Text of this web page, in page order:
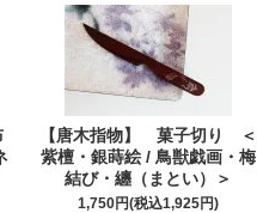
【唐木指物】 菓子切り ＜
紫檀・銀蒔絵 / 鳥獣戯画・梅
結び・纏（まとい）＞
1,750円(税込1,925円)